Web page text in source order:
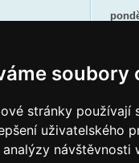
soubory
stránky používají
uživatelského
analýzy
8:30